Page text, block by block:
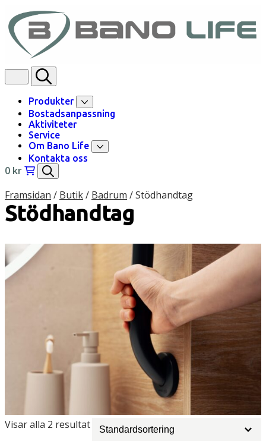
Skip to content
Produkter
Bostadsanpassning
Aktiviteter
Service
Om Bano Life
Kontakta oss
0 kr
Framsidan / Butik/ Badrum /Stödhandtag
Stödhandtag
Artikler
Visar alla 2 resultat